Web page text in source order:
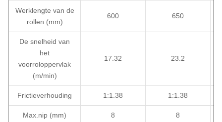
Werklengte van de
rollen (mm)
600 650
De snelheid van
het
voorroloppervlak
(m/min)
17.32 23.2
Frictieverhouding 1:1.38 1:1.38
Max.nip (mm) 8 8